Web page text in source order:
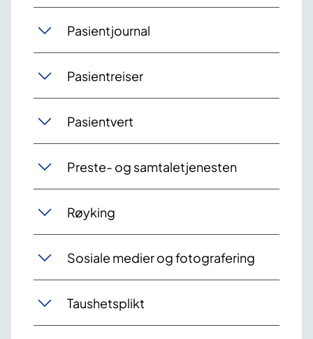
Pasientjournal
Pasientreiser
Pasientvert
Preste- og samtaletjenesten
Røyking
Sosiale medier og fotografering
Taushetsplikt